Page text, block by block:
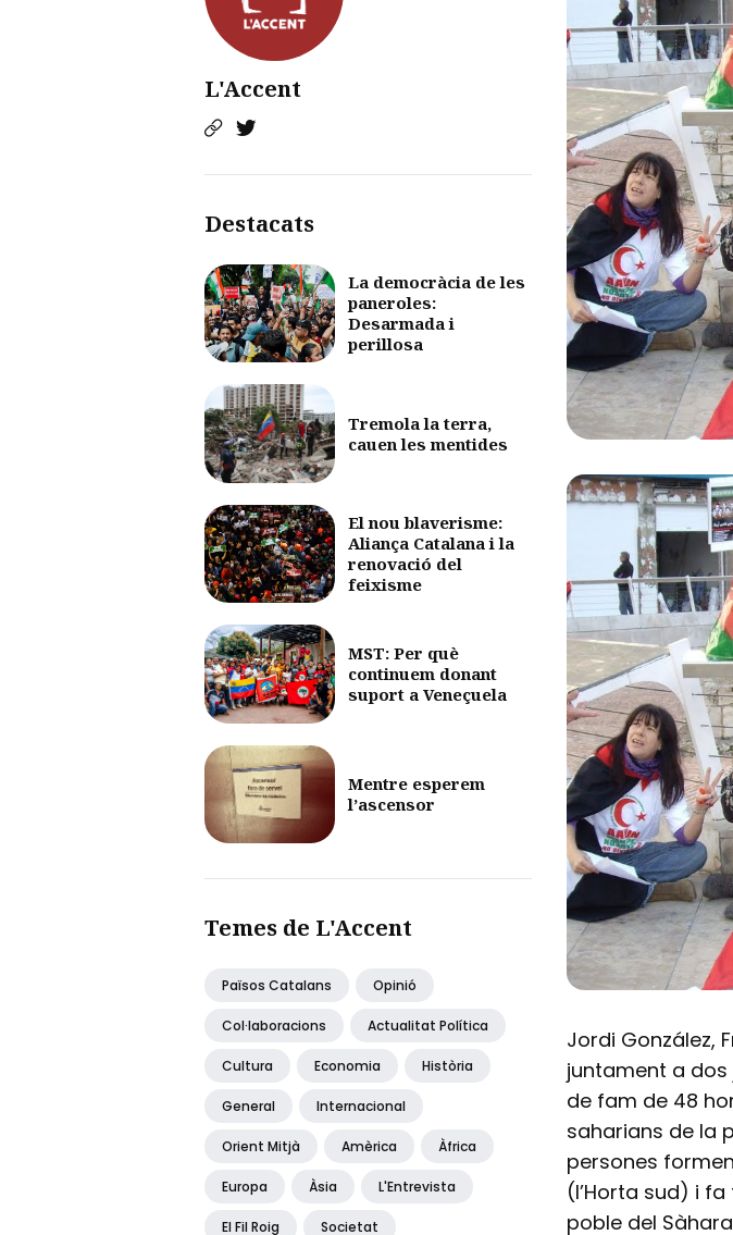
L'Accent
Destacats
La democràcia de les
paneroles:
Desarmada i
perillosa
Tremola la terra,
cauen les mentides
El nou blaverisme:
Aliança Catalana i la
renovació del
feixisme
MST: Per què
continuem donant
suport a Veneçuela
Mentre esperem
l’ascensor
Temes de L'Accent
Països Catalans Opinió
Col·laboracions Actualitat Política
Cultura Economia Història
General Internacional
Orient Mitjà Amèrica Àfrica
Europa Àsia L'Entrevista
El Fil Roig Societat
Jordi González,
juntament a
de fam de 48
saharians de la
persones
(l’Horta sud) i
poble del